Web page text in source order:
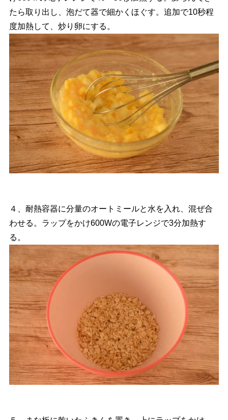
たら取り出し、泡だて器で細かくほぐす。追加で10秒程
度加熱して、炒り卵にする。
４、耐熱容器に分量のオートミールと水を入れ、混ぜ合
わせる。ラップをかけ600Wの電子レンジで3分加熱す
る。